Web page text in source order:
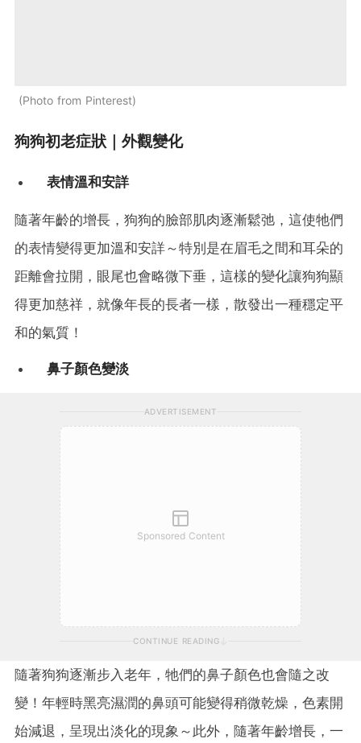
Photo from Pinterest
狗狗初老症狀｜外觀變化
表情溫和安詳
隨著年齡的增長，狗狗的臉部肌肉逐漸鬆弛，這使牠們
的表情變得更加溫和安詳～特別是在眉毛之間和耳朵的
距離會拉開，眼尾也會略微下垂，這樣的變化讓狗狗顯
得更加慈祥，就像年長的長者一樣，散發出一種穩定平
和的氣質！
鼻子顏色變淡
ADVERTISEMENT
Sponsored Content
CONTINUE READING
隨著狗狗逐漸步入老年，牠們的鼻子顏色也會隨之改
變！年輕時黑亮濕潤的鼻頭可能變得稍微乾燥，色素開
始減退，呈現出淡化的現象～此外，隨著年齡增長，一